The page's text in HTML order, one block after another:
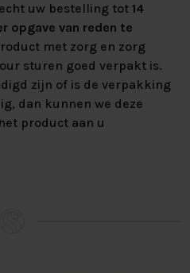
uw bestelling tot 14
opgave van reden te
met zorg en zorg
sturen goed verpakt is.
zijn of is de verpakking
dan kunnen we deze
product aan u